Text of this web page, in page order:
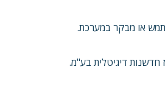
או מבקר במערכת.
חדשנות דיגיטלית בע"מ.